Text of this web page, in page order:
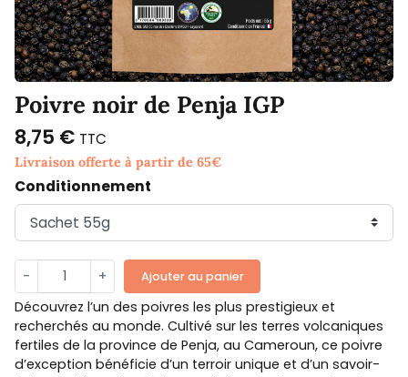
Poivre noir de Penja IGP
8,75 € TTC
Livraison offerte à partir de 65€
Conditionnement
- + Ajouter au panier
Découvrez l’un des poivres les plus prestigieux et
recherchés au monde. Cultivé sur les terres volcaniques
fertiles de la province de Penja, au Cameroun, ce poivre
d’exception bénéficie d’un terroir unique et d’un savoir-